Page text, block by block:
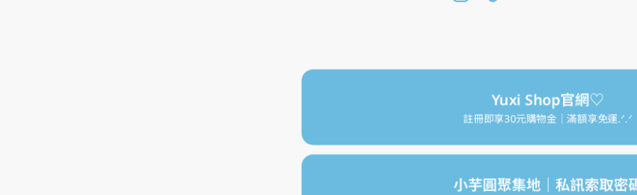
Yuxi Shop官網♡
註冊即享30元購物金｜滿額享免運.ᐟ‪‪.ᐟ
小芋圓聚集地｜私訊索取密